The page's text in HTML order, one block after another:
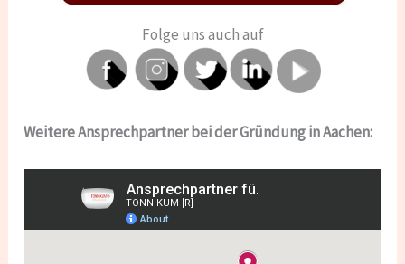
Folge uns auch auf
Weitere Ansprechpartner bei der Gründung in Aachen: